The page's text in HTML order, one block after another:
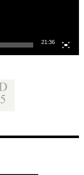
21:36